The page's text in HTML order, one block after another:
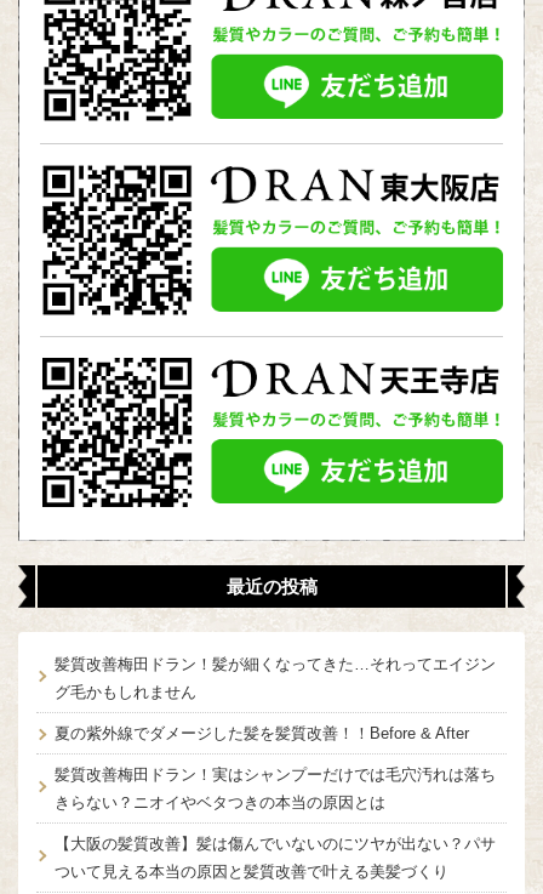
最近の投稿
髪質改善梅田ドラン！髪が細くなってきた…それってエイジン
グ毛かもしれません
夏の紫外線でダメージした髪を髪質改善！！Before & After
髪質改善梅田ドラン！実はシャンプーだけでは毛穴汚れは落ち
きらない？ニオイやベタつきの本当の原因とは
【大阪の髪質改善】髪は傷んでいないのにツヤが出ない？パサ
ついて見える本当の原因と髪質改善で叶える美髪づくり